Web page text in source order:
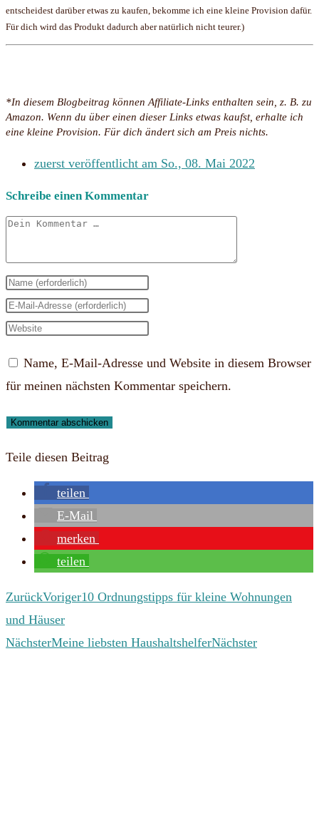
entscheidest darüber etwas zu kaufen, bekomme ich eine kleine Provision dafür.
Für dich wird das Produkt dadurch aber natürlich nicht teurer.)
*In diesem Blogbeitrag können Affiliate-Links enthalten sein, z. B. zu
Amazon. Wenn du über einen dieser Links etwas kaufst, erhalte ich
eine kleine Provision. Für dich ändert sich am Preis nichts.
zuerst veröffentlicht am So., 08. Mai 2022
Schreibe einen Kommentar
Kommentar
Gib
deinen
Namen
Benutzernamen
zum
Kommentieren
Gib
deine
Mail-
Adresse
zum
ein
Gib
Website-
URL
ein
Name, E-Mail-Adresse und Website in diesem Browser
für meinen nächsten Kommentar speichern.
Teile diesen Beitrag
teilen
E-Mail
merken
teilen
ZurückVoriger10 Ordnungstipps für kleine Wohnungen
und Häuser
NächsterMeine liebsten HaushaltshelferNächster